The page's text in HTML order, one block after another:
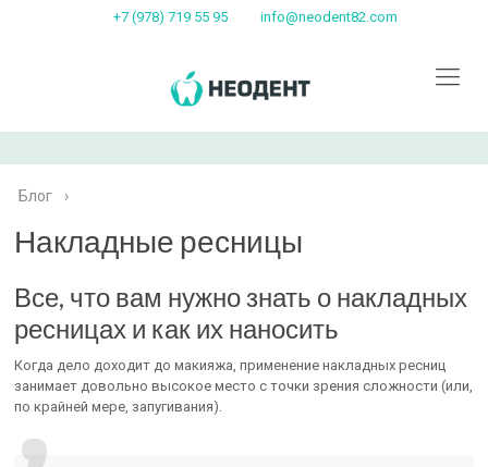
+7 (978) 719 55 95 info@neodent82.com
Блог ›
Накладные ресницы
Все, что вам нужно знать о накладных
ресницах и как их наносить
Когда дело доходит до макияжа, применение накладных ресниц
занимает довольно высокое место с точки зрения сложности (или,
по крайней мере, запугивания).